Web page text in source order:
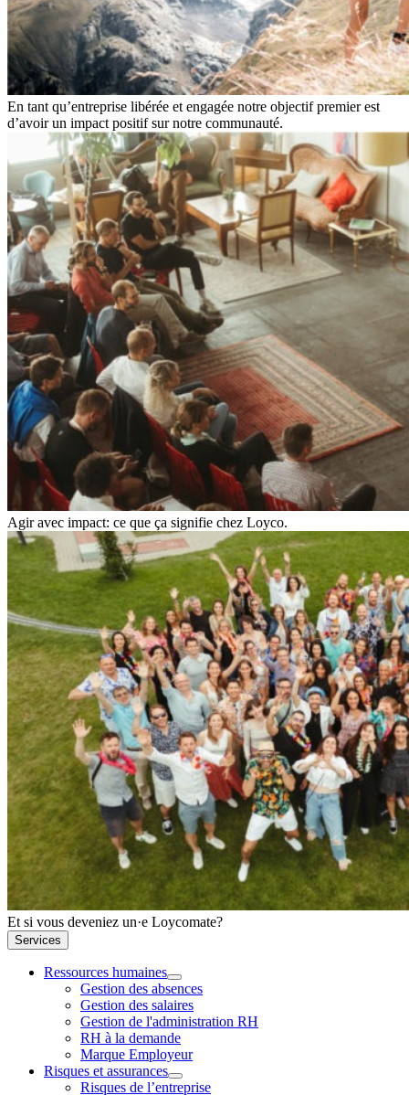
En tant qu’entreprise libérée et engagée notre objectif premier est
d’avoir un impact positif sur notre communauté.
Agir avec impact: ce que ça signifie chez Loyco.
Et si vous deveniez un·e Loycomate?
Services
Ressources humaines
Gestion des absences
Gestion des salaires
Gestion de l'administration RH
RH à la demande
Marque Employeur
Risques et assurances
Risques de l’entreprise